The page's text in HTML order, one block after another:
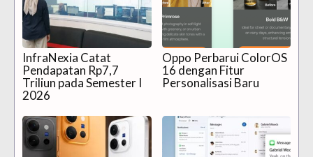
InfraNexia Catat
Pendapatan Rp7,7
Triliun pada Semester I
2026
Oppo Perbarui ColorOS
16 dengan Fitur
Personalisasi Baru